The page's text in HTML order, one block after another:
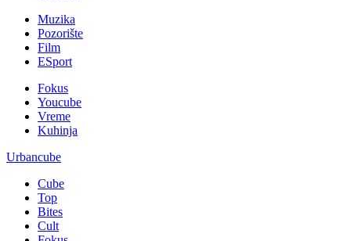
Muzika
Pozorište
Film
ESport
Fokus
Youcube
Vreme
Kuhinja
Urbancube
Cube
Top
Bites
Cult